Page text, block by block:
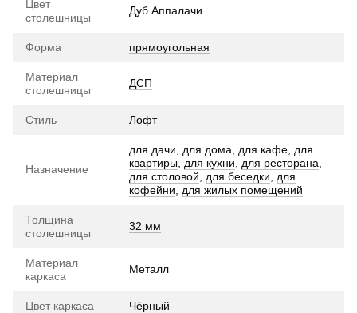
Цвет
столешницы
Дуб Аппалачи
Форма прямоугольная
Материал
столешницы
ДСП
Стиль Лофт
Назначение
для дачи для дома для кафе для
квартиры
для кухни для ресторана
для столовой
для беседки
для
кофейни
для жилых помещений
Толщина
столешницы
32 мм
Материал
каркаса
Металл
Цвет каркаса Чёрный